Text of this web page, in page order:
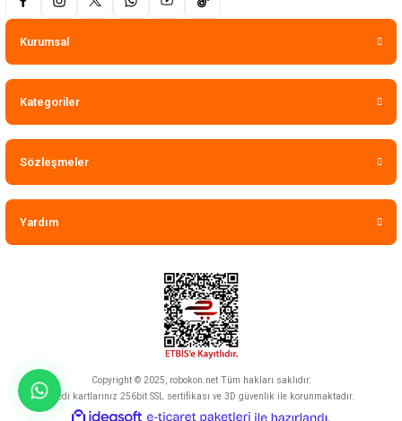
Kurumsal
Kategoriler
Sözleşmeler
Yardım
Copyright © 2025, robokon.net Tüm hakları saklıdır.
Kredi kartlarınız 256bit SSL sertifikası ve 3D güvenlik ile korunmaktadır.
ideasoft
e-